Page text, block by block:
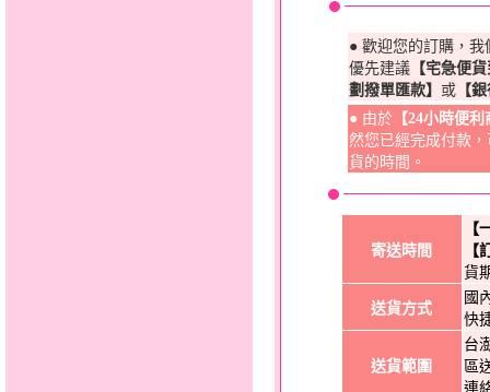
● 歡迎您的訂購，
優先建議 【宅急便
劃撥單匯款】 或 【
● 由於 【24小時便
然您已經完成付款
貨的時間。
寄送時間
【
【
貨
送貨方式
國
快
送貨範圍
台
區
連